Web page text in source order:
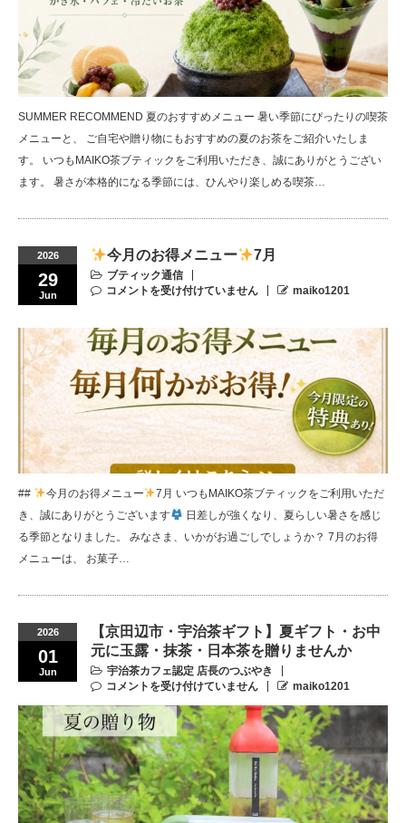
SUMMER RECOMMEND 夏のおすすめメニュー 暑い季節にぴったりの喫茶
メニューと、 ご自宅や贈り物にもおすすめの夏のお茶をご紹介いたしま
す。 いつもMAIKO茶ブティックをご利用いただき、誠にありがとうござい
ます。 暑さが本格的になる季節には、ひんやり楽しめる喫茶…
2026
29
Jun
今月のお得メニュー 7月
ブティック通信
コメントを受け付けていません
maiko1201
## 今月のお得メニュー
7月 いつもMAIKO茶ブティックをご利用いただ
き、誠にありがとうございます
日差しが強くなり、夏らしい暑さを感じ
る季節となりました。 みなさま、いかがお過ごしでしょうか？ 7月のお得
メニューは、 お菓子…
2026
01
Jun
【京田辺市・宇治茶ギフト】夏ギフト・お中
元に玉露・抹茶・日本茶を贈りませんか
宇治茶カフェ認定 店長のつぶやき
コメントを受け付けていません
maiko1201